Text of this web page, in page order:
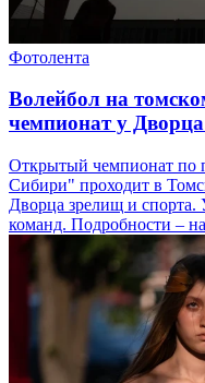
Фотолента
Волейбол на
чемпионат у
Открытый чемпионат по
Сибири" проходит в
Дворца зрелищ и
команд. Подробности –